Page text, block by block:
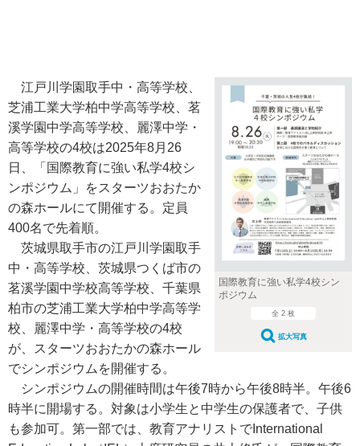
国際教育に強い私学4校シン
ポジウム
全 2 枚
拡大写真
江戸川学園取手中・高等学校、
芝浦工業大学柏中学高等学校、茗
溪学園中学高等学校、麗澤中学・
高等学校の4校は2025年8月26
日、「国際教育に強い私学4校シ
ンポジウム」をスターツおおたか
の森ホールにて開催する。定員
400名で先着順。
茨城県取手市の江戸川学園取手
中・高等学校、茨城県つくば市の
茗溪学園中学校高等学校、千葉県
柏市の芝浦工業大学柏中学高等学
校、麗澤中学・高等学校の4校
が、スターツおおたかの森ホール
でシンポジウムを開催する。
シンポジウムの開催時間は午後7時から午後8時半。午後6
時半に開場する。対象は小学生と中学生の保護者で、子供
も参加可。第一部では、教育アナリストでInternational